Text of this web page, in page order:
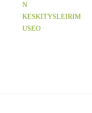
N
KESKITYSLEIRIM
USEO